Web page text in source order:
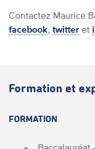
Contactez Maurice
facebook, twitter et
Formation et
FORMATION